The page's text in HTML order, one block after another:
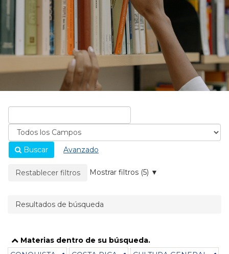
Buscar
Avanzado
La página se recargará cuando se elimine un filtro.
Restablecer filtros Mostrar filtros (5)
Resultados de búsqueda
Materias dentro de su búsqueda.